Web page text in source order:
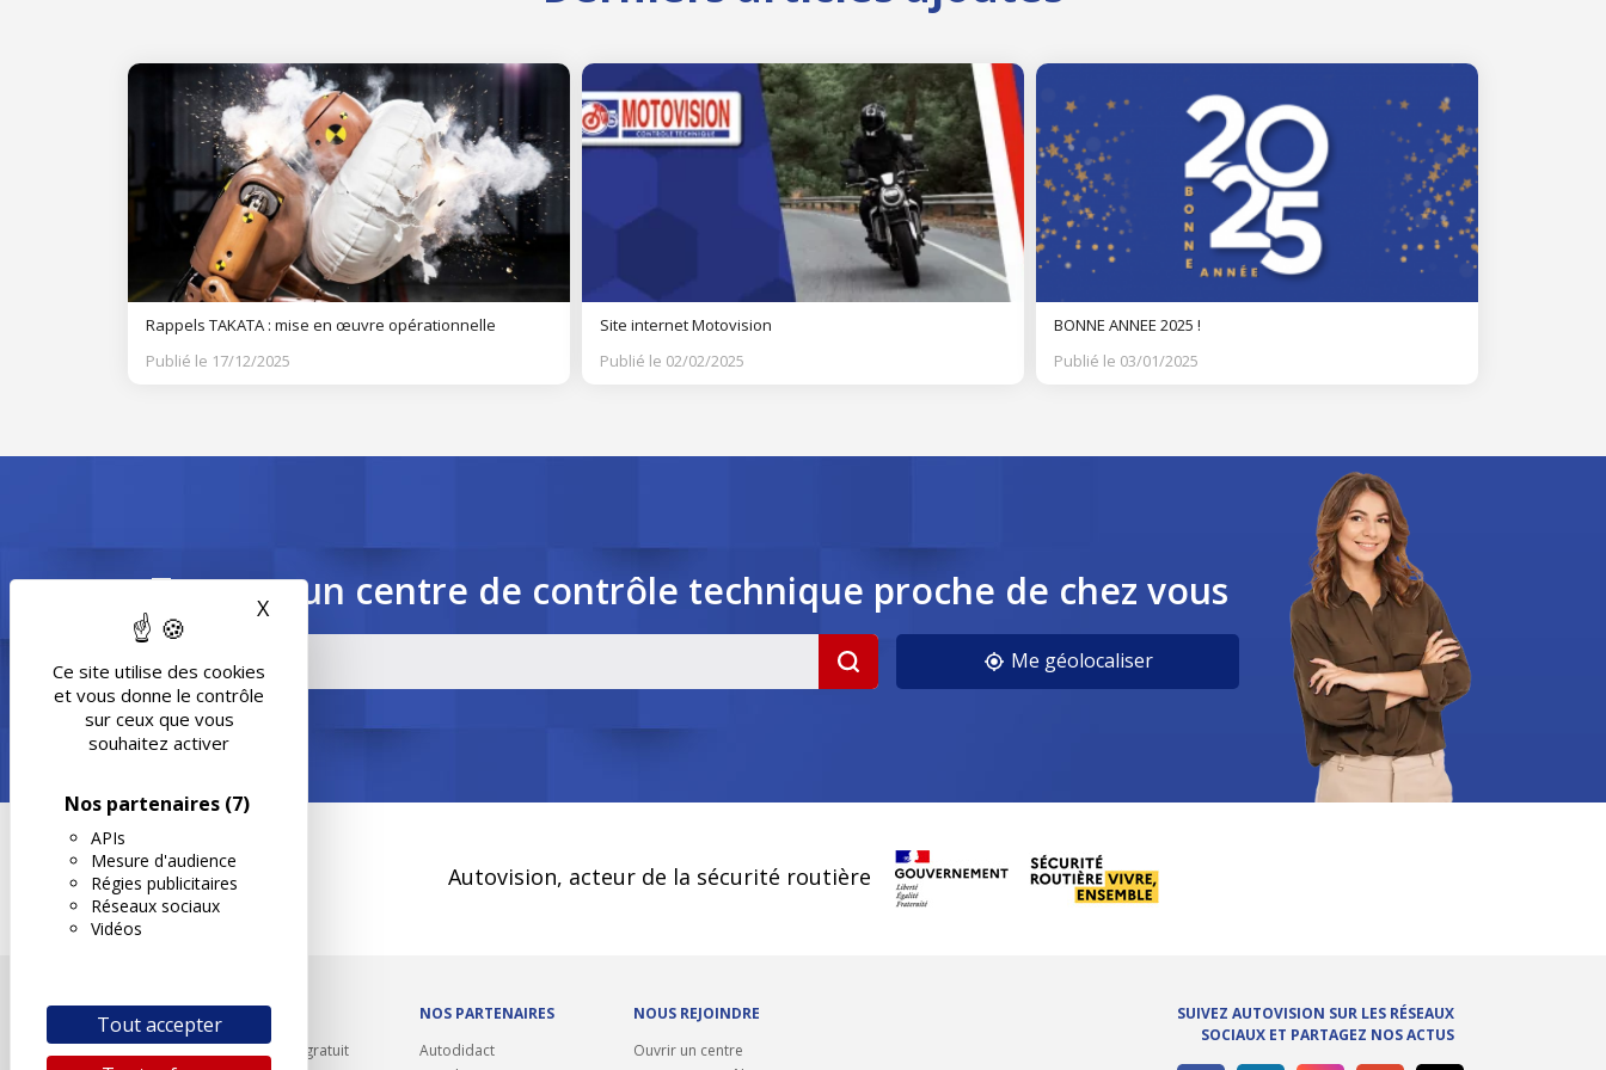
Ce site utilise des cookies
et vous donne le contrôle
sur ceux que vous
souhaitez activer
Nos partenaires (7)
APIs
Mesure d'audience
Régies publicitaires
Réseaux sociaux
Vidéos
Tout accepter
X Masquer le bandeau des cookies
Rappels TAKATA : mise en œuvre opérationnelle
Publié le 17/12/2025
Site internet Motovision
Publié le 02/02/2025
BONNE ANNEE 2025 !
Publié le 03/01/2025
Trouvez un centre de contrôle technique proche de chez vous
Me géolocaliser
Autovision, acteur de la sécurité routière
Rappel contrôle technique gratuit
NOS PARTENAIRES
Autodidact
NOUS REJOINDRE
Ouvrir un centre
SUIVEZ AUTOVISION SUR LES RÉSEAUX
SOCIAUX ET PARTAGEZ NOS ACTUS